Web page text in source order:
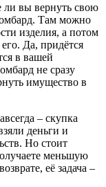
ли вы вернуть свою
Там можно
изделия, а потом
Да, придётся
в вашей
не сразу
имущество в
– скупка
деньги и
Но стоит
меньшую
её задача –